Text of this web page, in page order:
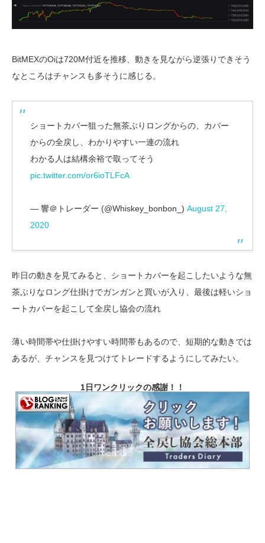
BitMEXのOiは720M付近を推移、動きを見ながら逆張りできそう
なところはチャンスも多そうに感じる。
ショートカバー狙った無茶ぶりロングからの、カバー
からの全戻し、わかりやすい一連の流れ
わかる人は結構余裕で取ってそう
pic.twitter.com/or6ioTLFcA
— 響＠トレーダー (@Whiskey_bonbon_) August 27,
2020
昨日の動きを見てみると、ショートカバーを起こしたいような無
茶ぶりなロング仕掛けでガンガンと買いが入り、最後は軽いショ
ートカバーを起こして全戻し協会の流れ
薄い時間帯や仕掛けやすい時間帯もあるので、短期的な動きでは
あるが、チャンスを見つけてトレードするようにしてみたい。
1日ワンクリックの感謝！！